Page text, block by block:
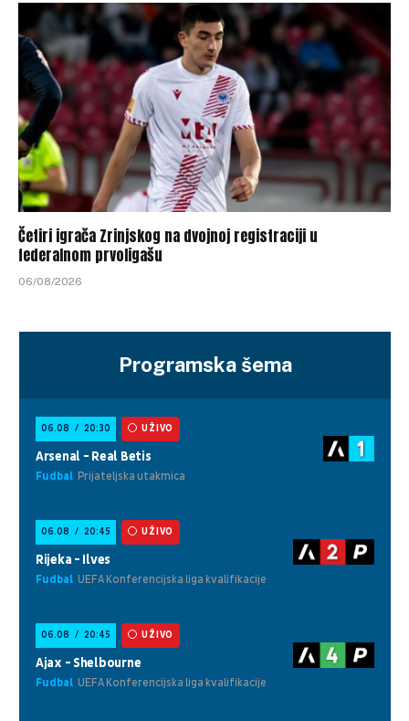
Četiri igrača Zrinjskog na dvojnoj registraciji u
federalnom prvoligašu
06/08/2026
Programska šema